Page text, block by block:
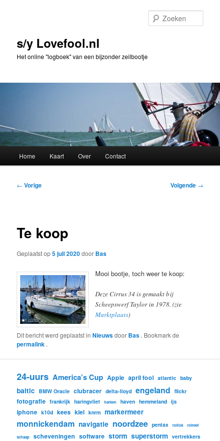
inhouds/y Lovefool.nl
Het online "logboek" van een bijzonder zeilbootje
Home Kaart Over Contact
Bericht
← Vorige Volgende →
Te koop
Geplaatst op5 juli 2020door Bas
Mooi bootje, toch weer te koop:
Deze Cirrus 34 is gemaakt bij
Scheepswerf Taylor in 1978. (zie
Marktplaats)
Dit bericht werd geplaatst inNieuwsdoor Bas . Bookmark de
permalink .
24-uurs America’s Cup Apple april fool atlantic baby
baltic BMW Oracle clubracer delta-lloyd engeland flickr
fotografie frankrijk haringvliet harken haven hemmeland ijs
iphone k10d kees kiel knrm markermeer
monnickendam navigatie noordzee pentax rolfok rolreef
schaap scheveningen software storm superstorm vertrekkers